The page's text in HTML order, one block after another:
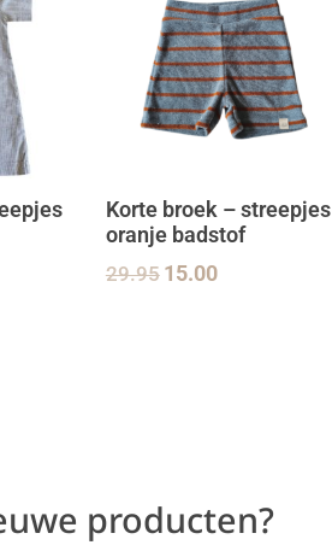
Korte broek – streepjes
oranje badstof
29.95 15.00
producten?